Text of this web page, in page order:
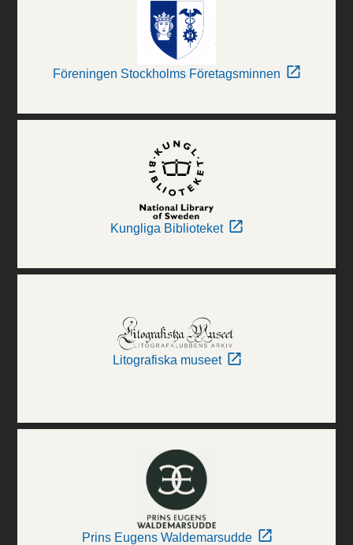
Föreningen Stockholms Företagsminnen
Kungliga Biblioteket
Litografiska museet
Prins Eugens Waldemarsudde